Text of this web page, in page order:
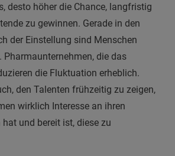
desto höher die Chance, langfristig
zu gewinnen. Gerade in den
der Einstellung sind Menschen
Pharmaunternehmen, die das
die Fluktuation erheblich.
den Talenten frühzeitig zu zeigen,
wirklich Interesse an ihren
und bereit ist, diese zu